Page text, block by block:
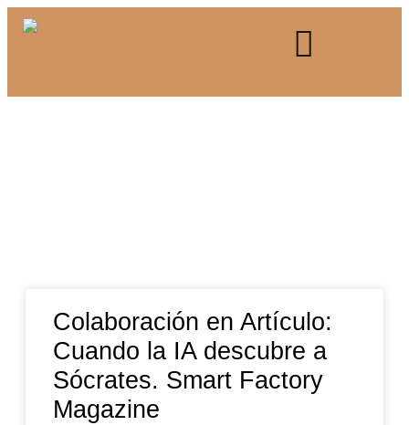
Colaboración en Artículo:
Cuando la IA descubre a
Sócrates. Smart Factory
Magazine